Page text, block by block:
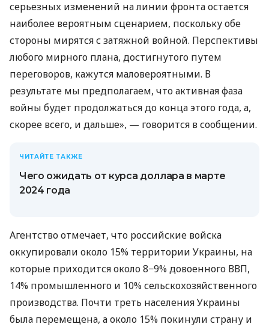
серьезных изменений на линии фронта остается
наиболее вероятным сценарием, поскольку обе
стороны мирятся с затяжной войной. Перспективы
любого мирного плана, достигнутого путем
переговоров, кажутся маловероятными. В
результате мы предполагаем, что активная фаза
войны будет продолжаться до конца этого года, а,
скорее всего, и дальше», — говорится в сообщении.
ЧИТАЙТЕ ТАКЖЕ
Чего ожидать от курса доллара в марте
2024 года
Агентство отмечает, что российские войска
оккупировали около 15% территории Украины, на
которые приходится около 8−9% довоенного ВВП,
14% промышленного и 10% сельскохозяйственного
производства. Почти треть населения Украины
была перемещена, а около 15% покинули страну и